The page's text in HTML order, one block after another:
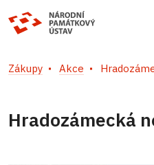
Zákupy Akce
Hradozámecká